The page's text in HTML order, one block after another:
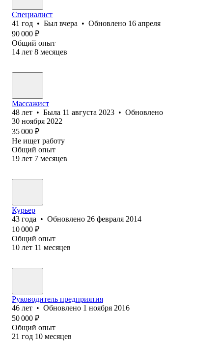
Специалист
41 год • Был вчера • Обновлено 16 апреля
90 000 ₽
Общий опыт
14 лет 8 месяцев
Массажист
48 лет • Была 11 августа 2023 • Обновлено
30 ноября 2022
35 000 ₽
Не ищет работу
Общий опыт
19 лет 7 месяцев
Курьер
43 года • Обновлено 26 февраля 2014
10 000 ₽
Общий опыт
10 лет 11 месяцев
Руководитель предприятия
46 лет • Обновлено 1 ноября 2016
50 000 ₽
Общий опыт
21 год 10 месяцев